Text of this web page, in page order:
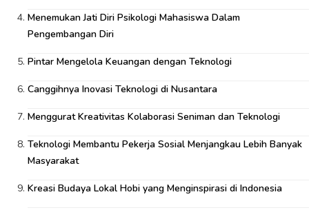
Menemukan Jati Diri Psikologi Mahasiswa Dalam
Pengembangan Diri
Pintar Mengelola Keuangan dengan Teknologi
Canggihnya Inovasi Teknologi di Nusantara
Menggurat Kreativitas Kolaborasi Seniman dan Teknologi
Teknologi Membantu Pekerja Sosial Menjangkau Lebih Banyak
Masyarakat
Kreasi Budaya Lokal Hobi yang Menginspirasi di Indonesia